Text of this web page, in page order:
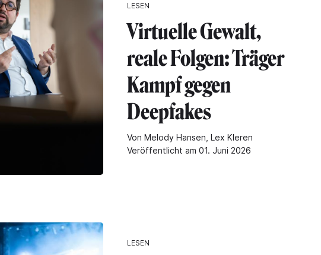
LESEN
Virtuelle Gewalt,
reale Folgen: Träger
Kampf gegen
Deepfakes
Von Melody Hansen, Lex Kleren
Veröffentlicht am 01. Juni 2026
LESEN